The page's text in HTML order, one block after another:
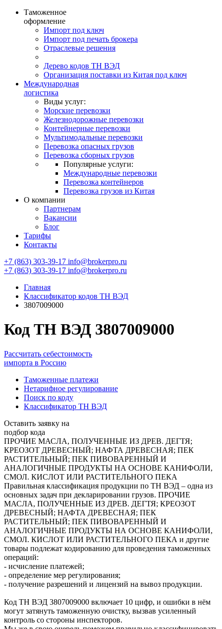
Таможенное
оформление
Импорт под ключ
Импорт под печать брокера
Отраслевые решения
Дерево кодов ТН ВЭД
Организация поставки из Китая под ключ
Международная
логистика
Виды услуг:
Морские перевозки
Железнодорожные перевозки
Контейнерные перевозки
Мультимодальные перевозки
Перевозка опасных грузов
Перевозка сборных грузов
Популярные услуги:
Международные перевозки
Перевозка контейнеров
Перевозка грузов из Китая
О компании
Партнерам
Вакансии
Блог
Тарифы
Контакты
+7 (863) 303-39-17 info@brokerpro.ru
+7 (863) 303-39-17 info@brokerpro.ru
Главная
Классификатор кодов ТН ВЭД
3807009000
Код ТН ВЭД 3807009000
Рассчитать себестоимость
импорта в Россию
Таможенные платежи
Нетарифное регулирование
Поиск по коду
Классификатор ТН ВЭД
Оставить заявку на
подбор кода
ПРОЧИЕ МАСЛА, ПОЛУЧЕННЫЕ ИЗ ДРЕВ. ДЕГТЯ;
КРЕОЗОТ ДРЕВЕСНЫЙ; НАФТА ДРЕВЕСНАЯ; ПЕК
РАСТИТЕЛЬНЫЙ; ПЕК ПИВОВАРЕННЫЙ И
АНАЛОГИЧНЫЕ ПРОДУКТЫ НА ОСНОВЕ КАНИФОЛИ,
СМОЛ. КИСЛОТ ИЛИ РАСТИТЕЛЬНОГО ПЕКА
Правильная классификация продукции по ТН ВЭД – одна из
основных задач при декларировании грузов. ПРОЧИЕ
МАСЛА, ПОЛУЧЕННЫЕ ИЗ ДРЕВ. ДЕГТЯ; КРЕОЗОТ
ДРЕВЕСНЫЙ; НАФТА ДРЕВЕСНАЯ; ПЕК
РАСТИТЕЛЬНЫЙ; ПЕК ПИВОВАРЕННЫЙ И
АНАЛОГИЧНЫЕ ПРОДУКТЫ НА ОСНОВЕ КАНИФОЛИ,
СМОЛ. КИСЛОТ ИЛИ РАСТИТЕЛЬНОГО ПЕКА и другие
товары подлежат кодированию для проведения таможенных
операций:
- исчисление платежей;
- определение мер регулирования;
- получение разрешений и лицензий на вывоз продукции.
Код ТН ВЭД 3807009000 включает 10 цифр, и ошибки в нём
могут затянуть таможенную очистку, вызвав усиленный
контроль со стороны инспекторов.